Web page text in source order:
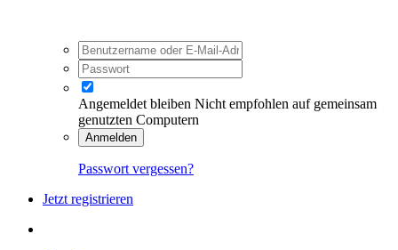
Angemeldet bleiben Nicht empfohlen auf gemeinsam
genutzten Computern
Anmelden
Passwort vergessen?
Jetzt registrieren